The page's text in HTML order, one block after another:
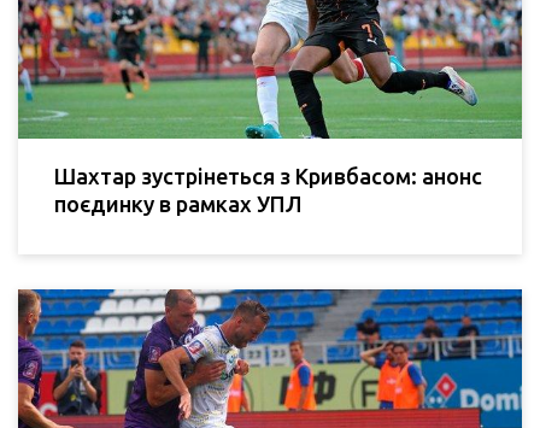
Шахтар зустрінеться з Кривбасом: анонс
поєдинку в рамках УПЛ